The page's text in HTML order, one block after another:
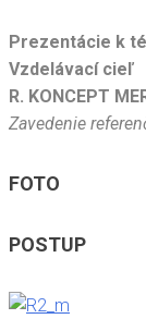
Prezentácie k
Vzdelávací cieľ
R. KONCEPT
Zavedenie
FOTO
POSTUP